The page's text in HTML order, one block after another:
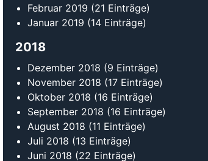
April 2018(15 Einträge)
März 2018(13 Einträge)
Januar 2018
2017
Dezember 2017(6 Einträge)
November 2017(14 Einträge)
Oktober 2017(8 Einträge)
September 2017(15 Einträge)
August 2017(8 Einträge)